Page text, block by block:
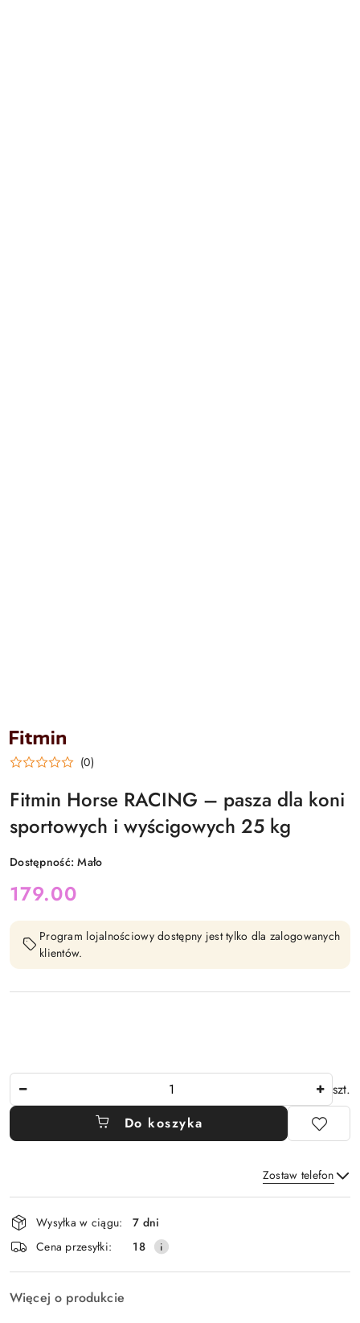
NAZWA
PRODUCENTA:
FITMIN (0)
Fitmin Horse RACING – pasza dla koni
sportowych i wyścigowych 25 kg
Dostępność:Mało
cena:
179.00
Program lojalnościowy dostępny jest tylko dla zalogowanych
klientów.
szt.
Do koszyka
Zostaw telefon
Wyślij
Dostępność
i
dostawa
Wysyłka w ciągu:
7 dni
Cena przesyłki:
18
Więcej o produkcie